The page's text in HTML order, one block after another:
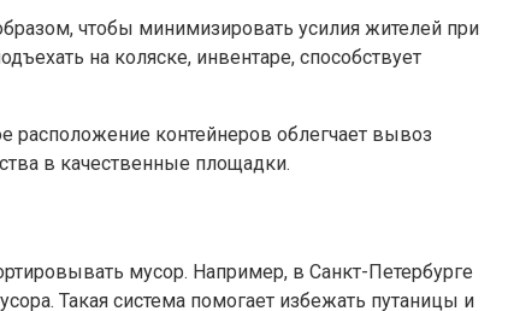
чтобы минимизировать усилия жителей при
на коляске, инвентаре, способствует
контейнеров облегчает вывоз
в качественные площадки.
мусор. Например, в Санкт-Петербурге
Такая система помогает избежать путаницы и